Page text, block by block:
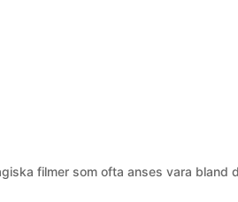
filmer som ofta anses vara bland